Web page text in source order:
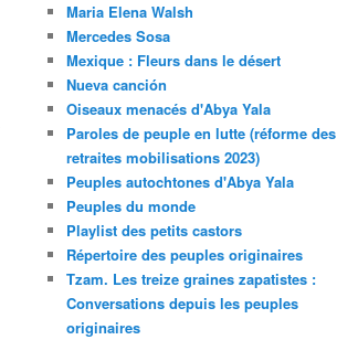
Maria Elena Walsh
Mercedes Sosa
Mexique : Fleurs dans le désert
Nueva canción
Oiseaux menacés d'Abya Yala
Paroles de peuple en lutte (réforme des
retraites mobilisations 2023)
Peuples autochtones d'Abya Yala
Peuples du monde
Playlist des petits castors
Répertoire des peuples originaires
Tzam. Les treize graines zapatistes :
Conversations depuis les peuples
originaires